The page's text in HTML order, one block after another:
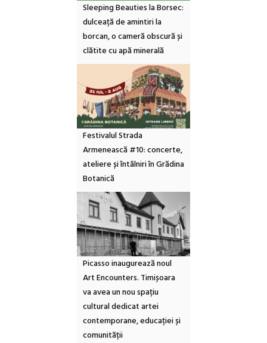
Sleeping Beauties la Borsec:
dulceață de amintiri la
borcan, o cameră obscură și
clătite cu apă minerală
Festivalul Strada
Armenească #10: concerte,
ateliere și întâlniri în Grădina
Botanică
Picasso inaugurează noul
Art Encounters. Timișoara
va avea un nou spațiu
cultural dedicat artei
contemporane, educației și
comunității